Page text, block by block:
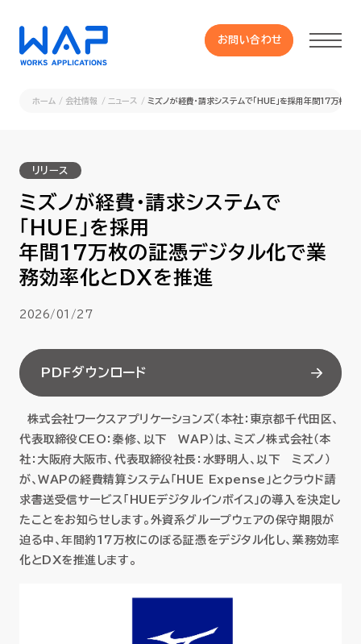
お問い合わせ
HUE 機能一覧
サービス
OXYGラインナップ
セミナー
お役立ち情報
会社情報
ホーム 会社情報 ニュース ミズノが経費・請求システムで「HUE」を採用年間17万枚
リリース
ミズノが経費・請求システムで
「HUE」を採用
年間17万枚の証憑デジタル化で業
務効率化とDXを推進
2026/01/27
PDFダウンロード
株式会社ワークスアプリケーションズ（本社：東京都千代田区、
代表取締役CEO：秦修、以下 WAP）は、ミズノ株式会社（本
社：大阪府大阪市、代表取締役社長：水野明人、以下 ミズノ）
が、WAPの経費精算システム「HUE Expense」とクラウド請
求書送受信サービス「HUEデジタルインボイス」の導入を決定し
たことをお知らせします。外資系グループウェアの保守期限が
迫る中、年間約17万枚にのぼる証憑をデジタル化し、業務効率
化とDXを推進します。
お問い合わせ